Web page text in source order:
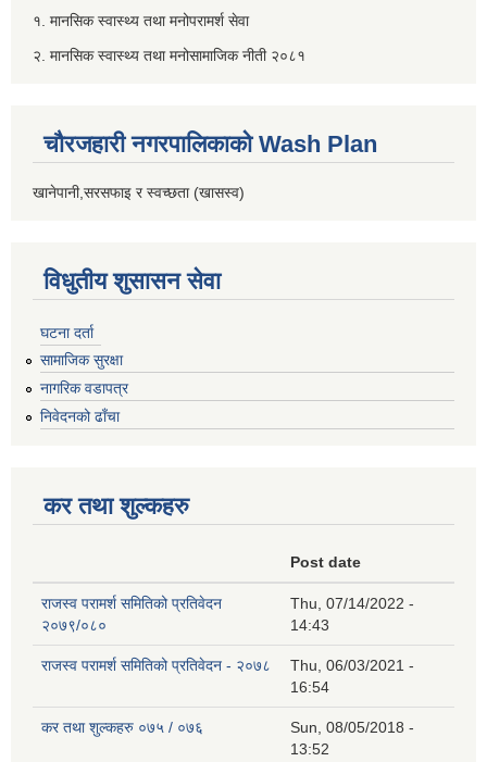
१. मानसिक स्वास्थ्य तथा मनोपरामर्श सेवा
२. मानसिक स्वास्थ्य तथा मनोसामाजिक नीती २०८१
चौरजहारी नगरपालिकाको Wash Plan
खानेपानी,सरसफाइ र स्वच्छता (खासस्व)
विधुतीय शुसासन सेवा
घटना दर्ता
सामाजिक सुरक्षा
नागरिक वडापत्र
निवेदनको ढाँचा
कर तथा शुल्कहरु
Post date
राजस्व परामर्श समितिको प्रतिवेदन
२०७९/०८०
Thu, 07/14/2022 -
14:43
राजस्व परामर्श समितिको प्रतिवेदन - २०७८
Thu, 06/03/2021 -
16:54
कर तथा शुल्कहरु ०७५ / ०७६
Sun, 08/05/2018 -
13:52